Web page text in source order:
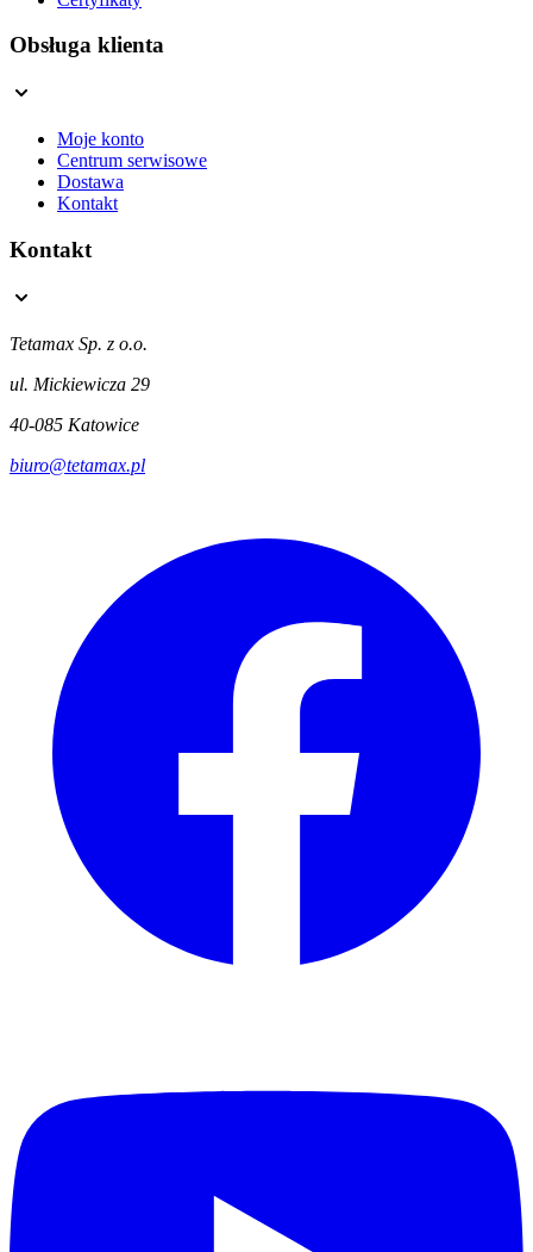
Obsługa klienta
Moje konto
Centrum serwisowe
Dostawa
Kontakt
Kontakt
Tetamax Sp. z o.o.
ul. Mickiewicza 29
40-085 Katowice
biuro@tetamax.pl